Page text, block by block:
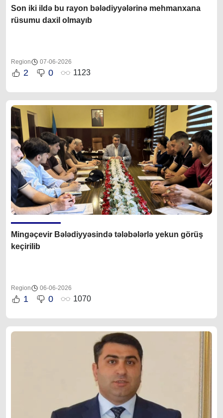
Son iki ildə bu rayon bələdiyyələrinə mehmanxana
rüsumu daxil olmayıb
Region 07-06-2026
2 0 1123
Mingəçevir Bələdiyyəsində tələbələrlə yekun görüş
keçirilib
Region 06-06-2026
1 0 1070